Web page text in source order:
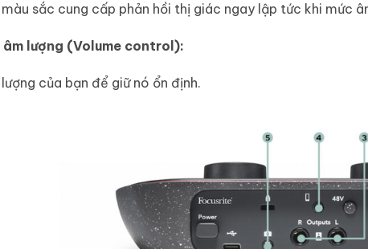
sắc cung cấp phản hồi thị giác ngay lập tức khi mức
âm lượng (Volume control):
của bạn để giữ nó ổn định.